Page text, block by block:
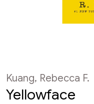
Kuang, Rebecca F.
Yellowface